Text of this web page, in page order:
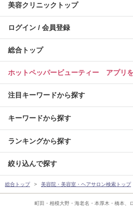
町田・相模大野・海老名・本厚木・橋本、
美容クリニックトップ
ログイン / 会員登録
総合トップ
ホットペッパービューティー アプリ
注目キーワードから探す
キーワードから探す
ランキングから探す
絞り込んで探す
総合トップ 美容院・美容室・ヘアサロン検索トップ